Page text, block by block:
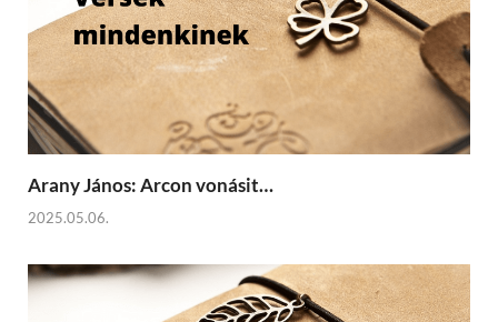
Arany János: Arcon vonásit…
2025.05.06.